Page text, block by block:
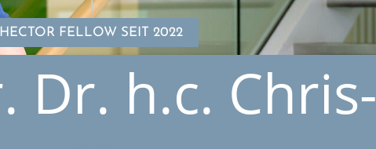
HECTOR FELLOW SEIT 2022
Dr. h.c. Chris­